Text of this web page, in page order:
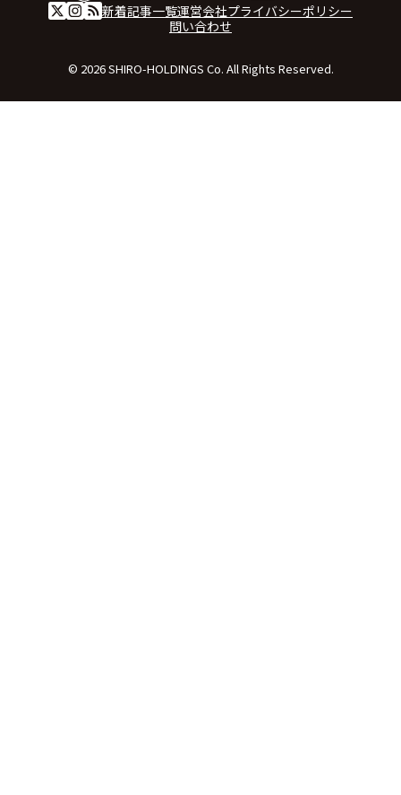
新着記事一覧運営会社プライバシーポリシー
問い合わせ
© 2026 SHIRO-HOLDINGS Co. All Rights Reserved.